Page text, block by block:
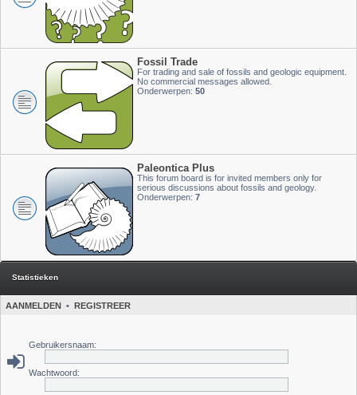
Fossil Trade
For trading and sale of fossils and geologic equipment.
No commercial messages allowed.
Onderwerpen: 50
Paleontica Plus
This forum board is for invited members only for
serious discussions about fossils and geology.
Onderwerpen: 7
Statistieken
AANMELDEN • REGISTREER
Gebruikersnaam:
Wachtwoord: